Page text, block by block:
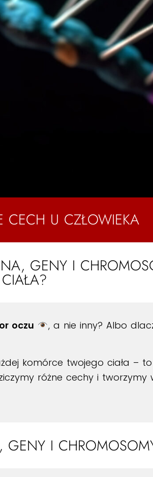
CECH U CZŁOWIEKA
GENY I
CIAŁA?
oczu
, a nie inny? Albo
komórce twojego ciała – to
różne cechy i tworzymy
I